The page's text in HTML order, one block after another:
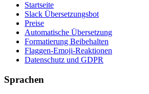
Startseite
Slack Übersetzungsbot
Preise
Automatische Übersetzung
Formatierung Beibehalten
Flaggen-Emoji-Reaktionen
Datenschutz und GDPR
Sprachen